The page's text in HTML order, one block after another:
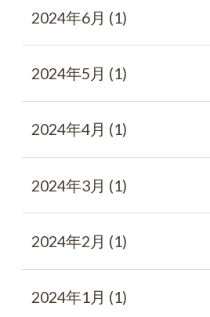
2024年6月 (1)
2024年5月 (1)
2024年4月 (1)
2024年3月 (1)
2024年2月 (1)
2024年1月 (1)